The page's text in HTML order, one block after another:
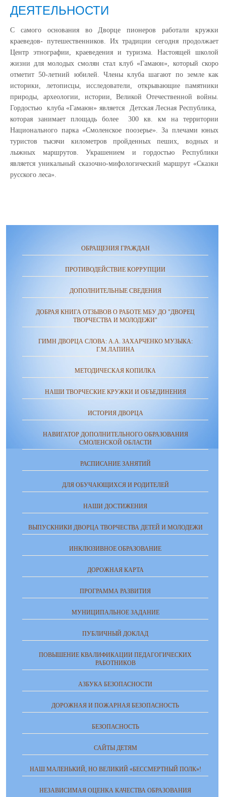
ДЕЯТЕЛЬНОСТИ
С самого основания во Дворце пионеров работали кружки
краеведов- путешественников. Их традиции сегодня продолжает
Центр этнографии, краеведения и туризма. Настоящей школой
жизни для молодых смолян стал клуб «Гамаюн», который скоро
отметит 50-летний юбилей. Члены клуба шагают по земле как
историки, летописцы, исследователи, открывающие памятники
природы, археологии, истории, Великой Отечественной войны.
Гордостью клуба «Гамаюн» является Детская Лесная Республика,
которая занимает площадь более 300 кв. км на территории
Национального парка «Смоленское поозерье». За плечами юных
туристов тысячи километров пройденных пеших, водных и
лыжных маршрутов. Украшением и гордостью Республики
является уникальный сказочно-мифологический маршрут «Сказки
русского леса».
ОБРАЩЕНИЯ ГРАЖДАН
ПРОТИВОДЕЙСТВИЕ КОРРУПЦИИ
ДОПОЛНИТЕЛЬНЫЕ СВЕДЕНИЯ
ДОБРАЯ КНИГА ОТЗЫВОВ О РАБОТЕ МБУ ДО "ДВОРЕЦ
ТВОРЧЕСТВА И МОЛОДЕЖИ"
ГИМН ДВОРЦА СЛОВА: А.А. ЗАХАРЧЕНКО МУЗЫКА:
Г.М.ЛАПИНА
МЕТОДИЧЕСКАЯ КОПИЛКА
НАШИ ТВОРЧЕСКИЕ КРУЖКИ И ОБЪЕДИНЕНИЯ
ИСТОРИЯ ДВОРЦА
НАВИГАТОР ДОПОЛНИТЕЛЬНОГО ОБРАЗОВАНИЯ
СМОЛЕНСКОЙ ОБЛАСТИ
РАСПИСАНИЕ ЗАНЯТИЙ
ДЛЯ ОБУЧАЮЩИХСЯ И РОДИТЕЛЕЙ
НАШИ ДОСТИЖЕНИЯ
ВЫПУСКНИКИ ДВОРЦА ТВОРЧЕСТВА ДЕТЕЙ И МОЛОДЕЖИ
ИНКЛЮЗИВНОЕ ОБРАЗОВАНИЕ
ДОРОЖНАЯ КАРТА
ПРОГРАММА РАЗВИТИЯ
МУНИЦИПАЛЬНОЕ ЗАДАНИЕ
ПУБЛИЧНЫЙ ДОКЛАД
ПОВЫШЕНИЕ КВАЛИФИКАЦИИ ПЕДАГОГИЧЕСКИХ
РАБОТНИКОВ
АЗБУКА БЕЗОПАСНОСТИ
ДОРОЖНАЯ И ПОЖАРНАЯ БЕЗОПАСНОСТЬ
БЕЗОПАСНОСТЬ
САЙТЫ ДЕТЯМ
НАШ МАЛЕНЬКИЙ, НО ВЕЛИКИЙ «БЕССМЕРТНЫЙ ПОЛК»!
НЕЗАВИСИМАЯ ОЦЕНКА КАЧЕСТВА ОБРАЗОВАНИЯ